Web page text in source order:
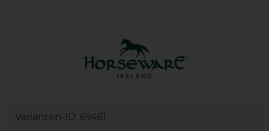
Varianten-ID: 69461